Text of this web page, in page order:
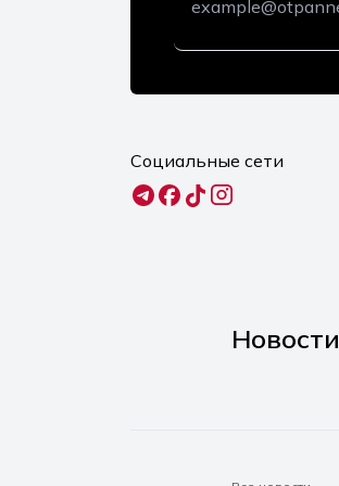
Социальные сети
Новости